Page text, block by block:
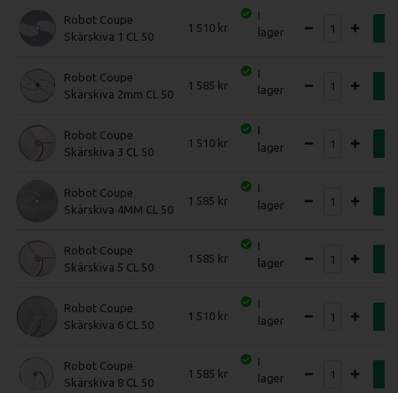
Robot Coupe
Skärskiva 1 CL 50
1 510
I
lager
Robot Coupe
Skärskiva 2mm CL 50
1 585
I
lager
Robot Coupe
Skärskiva 3 CL 50
1 510
I
lager
Robot Coupe
Skärskiva 4MM CL 50
1 585
I
lager
Robot Coupe
Skärskiva 5 CL 50
1 585
I
lager
Robot Coupe
Skärskiva 6 CL 50
1 510
I
lager
Robot Coupe
Skärskiva 8 CL 50
1 585
I
lager